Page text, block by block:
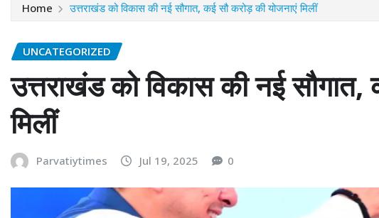
Home उत्तराखंड को विकास की नई सौगात, कई सौ करोड़ की योजनाएं मिलीं
UNCATEGORIZED
उत्तराखंड को विकास की नई
मिलीं
Parvatiytimes Jul 19, 2025 0